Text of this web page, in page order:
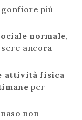
gonfiore più
normale,
ancora
attività fisica
per
non